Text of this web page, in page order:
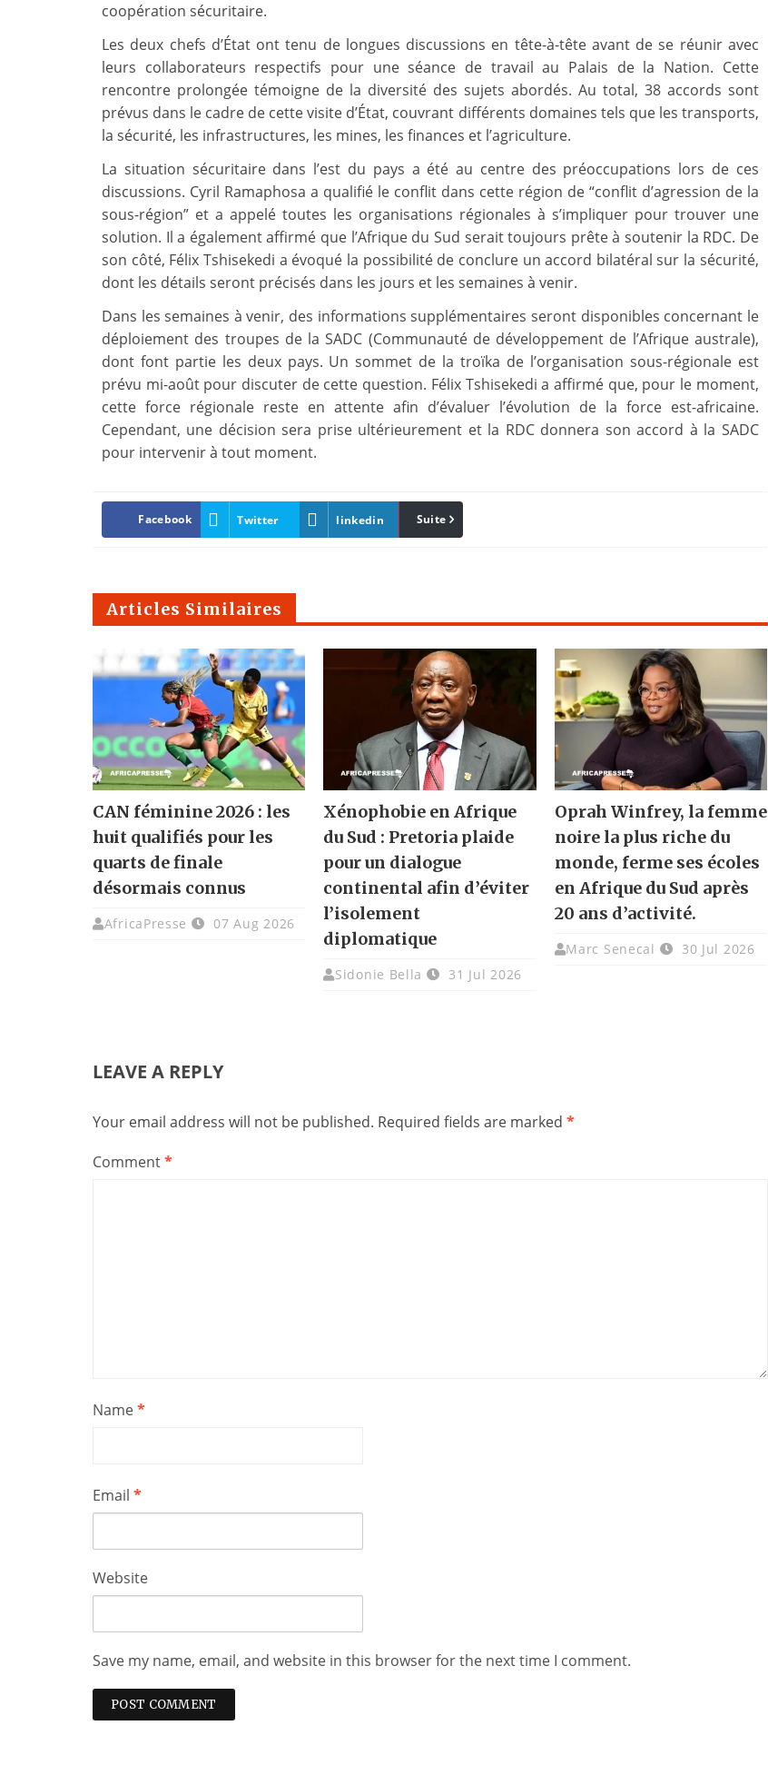
coopération sécuritaire.
Les deux chefs d’État ont tenu de longues discussions en tête-à-tête avant de se réunir avec
leurs collaborateurs respectifs pour une séance de travail au Palais de la Nation. Cette
rencontre prolongée témoigne de la diversité des sujets abordés. Au total, 38 accords sont
prévus dans le cadre de cette visite d’État, couvrant différents domaines tels que les transports,
la sécurité, les infrastructures, les mines, les finances et l’agriculture.
La situation sécuritaire dans l’est du pays a été au centre des préoccupations lors de ces
discussions. Cyril Ramaphosa a qualifié le conflit dans cette région de “conflit d’agression de la
sous-région” et a appelé toutes les organisations régionales à s’impliquer pour trouver une
solution. Il a également affirmé que l’Afrique du Sud serait toujours prête à soutenir la RDC. De
son côté, Félix Tshisekedi a évoqué la possibilité de conclure un accord bilatéral sur la sécurité,
dont les détails seront précisés dans les jours et les semaines à venir.
Dans les semaines à venir, des informations supplémentaires seront disponibles concernant le
déploiement des troupes de la SADC (Communauté de développement de l’Afrique australe),
dont font partie les deux pays. Un sommet de la troïka de l’organisation sous-régionale est
prévu mi-août pour discuter de cette question. Félix Tshisekedi a affirmé que, pour le moment,
cette force régionale reste en attente afin d’évaluer l’évolution de la force est-africaine.
Cependant, une décision sera prise ultérieurement et la RDC donnera son accord à la SADC
pour intervenir à tout moment.
Facebook Twitter linkedin Pinterest
Suite
Articles Similaires
CAN féminine 2026 : les
huit qualifiés pour les
quarts de finale
désormais connus
AfricaPresse 07 Aug 2026
Xénophobie en Afrique
du Sud : Pretoria plaide
pour un dialogue
continental afin d’éviter
l’isolement
diplomatique
Sidonie Bella 31 Jul 2026
Oprah Winfrey, la femme
noire la plus riche du
monde, ferme ses écoles
en Afrique du Sud après
20 ans d’activité.
Marc Senecal 30 Jul 2026
LEAVE A REPLY
Your email address will not be published. Required fields are marked *
Comment*
Name*
Email *
Website
Save my name, email, and website in this browser for the next time I comment.